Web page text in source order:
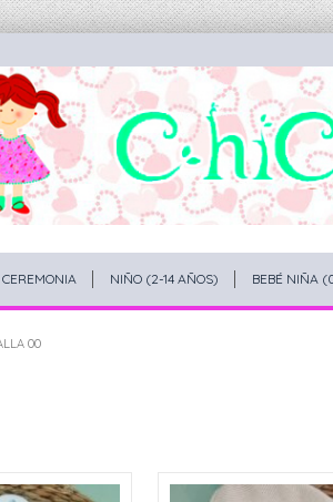
CEREMONIA NIÑO (2-14 AÑOS) BEBÉ NIÑA
00